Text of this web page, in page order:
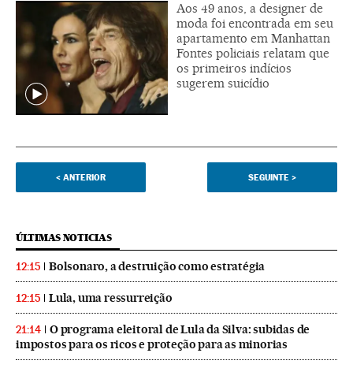
Aos 49 anos, a designer de
moda foi encontrada em seu
apartamento em Manhattan
Fontes policiais relatam que
os primeiros indícios
sugerem suicídio
< ANTERIOR SEGUINTE >
ÚLTIMAS NOTICIAS
12:15 Bolsonaro, a destruição como estratégia
12:15 Lula, uma ressurreição
21:14
O programa eleitoral de Lula da Silva: subidas de
impostos para os ricos e proteção para as minorias